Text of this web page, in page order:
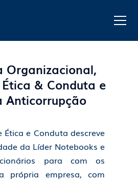
Organizacional,
& Conduta e
Anticorrupção
Ética e Conduta descreve
da Líder Notebooks e
para com os
própria empresa, com